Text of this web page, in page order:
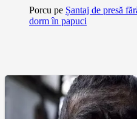
Porcu pe Șantaj de presă
dorm în papuci